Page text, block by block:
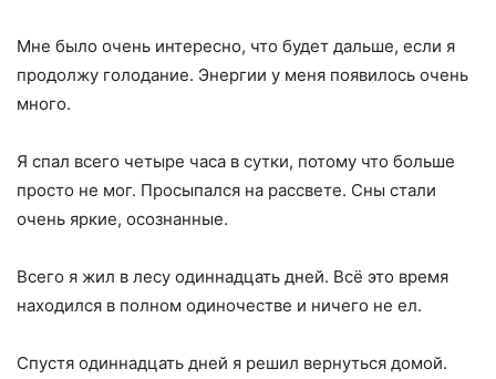
Мне было очень интересно, что будет дальше, если я
продолжу голодание. Энергии у меня появилось очень
много.
Я спал всего четыре часа в сутки, потому что больше
просто не мог. Просыпался на рассвете. Сны стали
очень яркие, осознанные.
Всего я жил в лесу одиннадцать дней. Всё это время
находился в полном одиночестве и ничего не ел.
Спустя одиннадцать дней я решил вернуться домой.